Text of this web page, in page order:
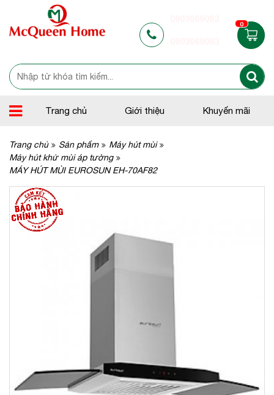
0
Trang chủ Giới thiệu Khuyến mãi
Trang chủ Sản phẩm
Máy hút mùi
Máy hút khử mùi áp tường
MÁY HÚT MÙI EUROSUN EH-70AF82